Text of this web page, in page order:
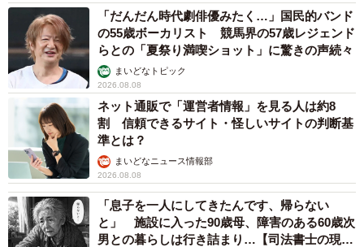
「だんだん時代劇俳優みたく…」国民的バンド
の55歳ボーカリスト 競馬界の57歳レジェンド
らとの「夏祭り満喫ショット」に驚きの声続々
まいどなトピック
2026.08.08
ネット通販で「運営者情報」を見る人は約8
割 信頼できるサイト・怪しいサイトの判断基
準とは？
まいどなニュース情報部
2026.08.08
「息子を一人にしてきたんです、帰らない
と」 施設に入った90歳母、障害のある60歳次
男との暮らしは行き詰まり…【司法書士の現場